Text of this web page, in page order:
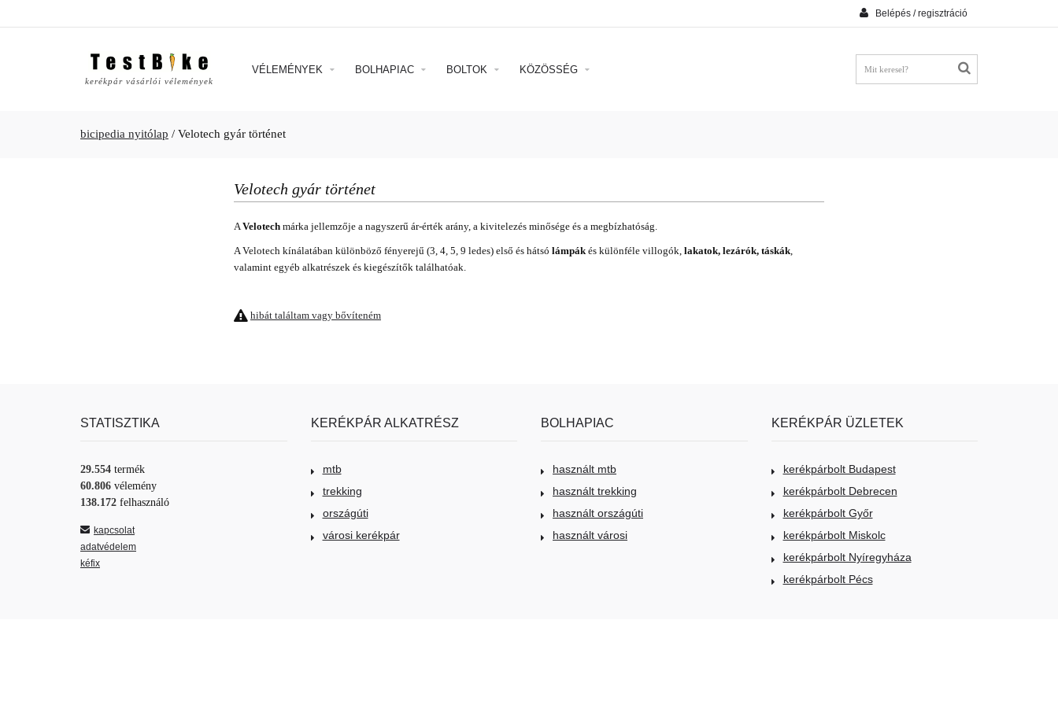
Belépés / regisztráció
kerékpár vásárlói vélemények
VÉLEMÉNYEK BOLHAPIAC BOLTOK KÖZÖSSÉG
bicipedia nyitólap / Velotech gyár történet
Velotech gyár történet
AVelotech márka jellemzője a nagyszerű ár-érték arány, a kivitelezés minősége és a megbízhatóság.
A Velotech kínálatában különböző fényerejű (3, 4, 5, 9 ledes) első és hátsó lámpákés különféle villogók, lakatok, lezárók, táskák,
valamint egyéb alkatrészek és kiegészítők találhatóak.
hibát találtam vagy bővíteném
STATISZTIKA
29.554 termék
60.806 vélemény
138.172 felhasználó
kapcsolat
adatvédelem
kéfix
KERÉKPÁR ALKATRÉSZ
mtb
trekking
országúti
városi kerékpár
BOLHAPIAC
használt mtb
használt trekking
használt országúti
használt városi
KERÉKPÁR ÜZLETEK
kerékpárbolt Budapest
kerékpárbolt Debrecen
kerékpárbolt Győr
kerékpárbolt Miskolc
kerékpárbolt Nyíregyháza
kerékpárbolt Pécs